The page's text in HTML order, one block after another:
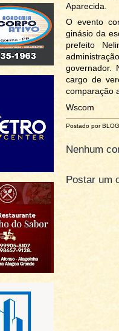
Aparecida.
O evento
ginásio da
prefeito
governador.
cargo de
comparação
Wscom
Postado por
Nenhum
Postar um